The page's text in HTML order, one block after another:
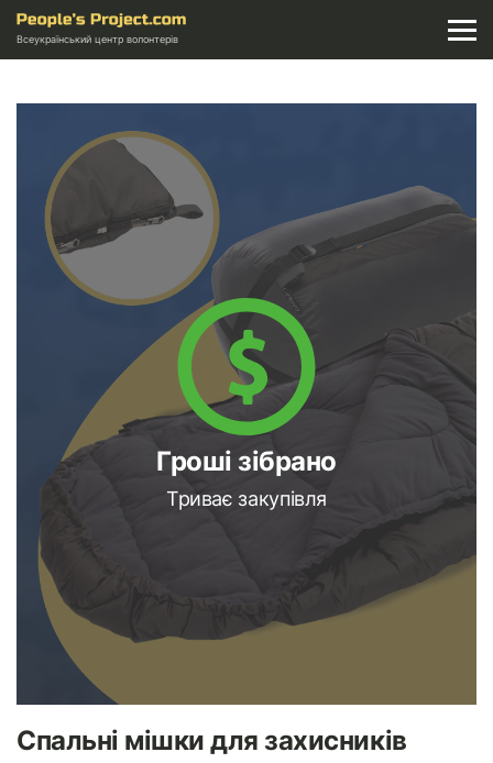
Всеукраїнський центр волонтерів
Гроші зібрано
Триває закупівля
Спальні мішки для захисників